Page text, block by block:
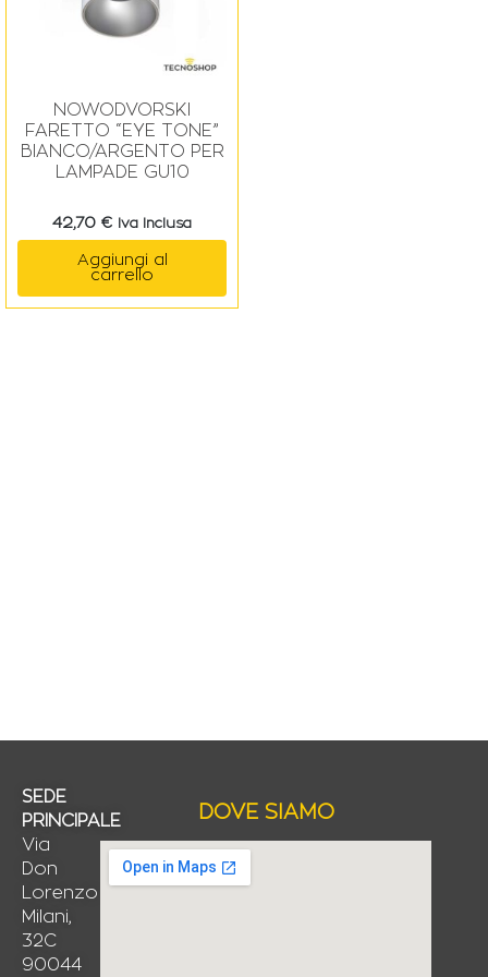
NOWODVORSKI
FARETTO “EYE TONE”
BIANCO/ARGENTO PER
LAMPADE GU10
42,70 € Iva Inclusa
Aggiungi al
carrello
SEDE
PRINCIPALE
Via
Don
Lorenzo
Milani,
32C
90044
DOVE SIAMO